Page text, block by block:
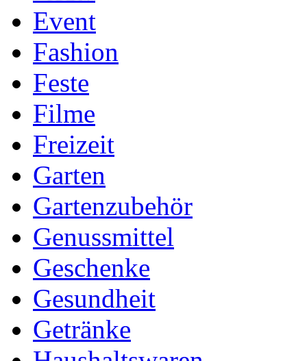
Event
Fashion
Feste
Filme
Freizeit
Garten
Gartenzubehör
Genussmittel
Geschenke
Gesundheit
Getränke